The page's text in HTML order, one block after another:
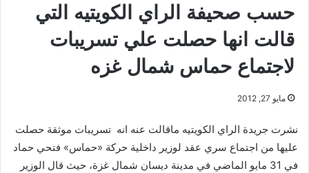
حسب صحيفة الراي الكويتيه التي
قالت انها حصلت علي تسريبات
لاجتماع حماس شمال غزه
مايو 27, 2012
نشرت جريدة الراي الكويتيه ماقالت عنه انه تسريبات موثقة حصلت
عليها من اجتماع سري عقد لوزير داخلية حركة «حماس» فتحي حماد
في 31 مايو الماضي في مدينة ديسان شمال غزة، حيث قال الوزير